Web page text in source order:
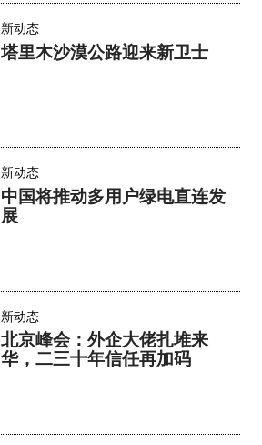
新动态
塔里木沙漠公路迎来新卫士
新动态
中国将推动多用户绿电直连发
展
新动态
北京峰会：外企大佬扎堆来
华，二三十年信任再加码